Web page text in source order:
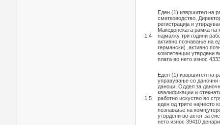
1.4
Еден (1) извршител на
сметководство,
регистрација и
Македонската рамка на
најмалку три години
активно познавање на
германски) ,активно
компетенции утврдени
плата во нето износ
1.5
Еден (1) извршител на
управување со даночни
даноци, Оддел за
квалификации и
работно искуство во
еден од трите најчесто
познавање на
утврдени во актот за
нето износ 39410